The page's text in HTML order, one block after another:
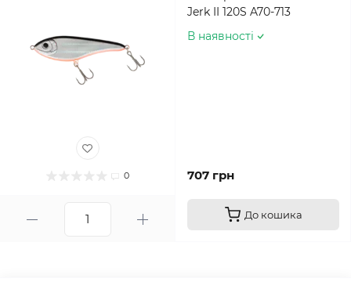
0
Jerk II 120S A70-713
В наявності
707 грн
До кошика